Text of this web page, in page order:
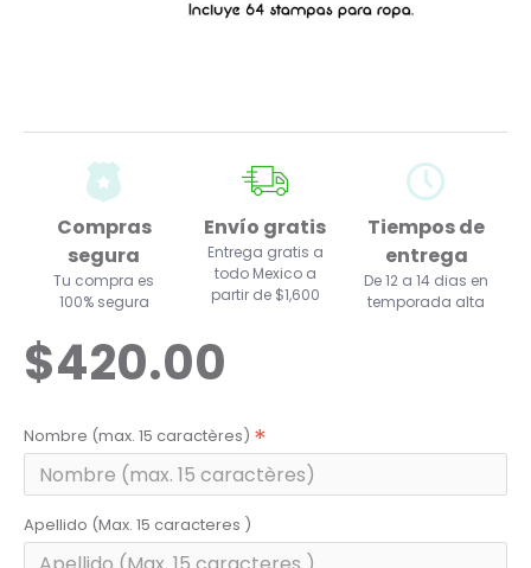
Compras
segura
Tu compra es
100% segura
Envío gratis
Entrega gratis a
todo Mexico a
partir de $1,600
Tiempos de
entrega
De 12 a 14 dias en
temporada alta
$420.00
Nombre (max. 15 caractères)
Apellido (Max. 15 caracteres )